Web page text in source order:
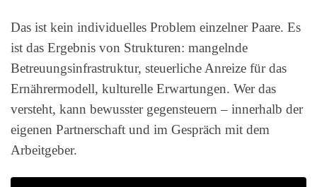
Das ist kein individuelles Problem einzelner Paare. Es
ist das Ergebnis von Strukturen: mangelnde
Betreuungsinfrastruktur, steuerliche Anreize für das
Ernährermodell, kulturelle Erwartungen. Wer das
versteht, kann bewusster gegensteuern – innerhalb der
eigenen Partnerschaft und im Gespräch mit dem
Arbeitgeber.